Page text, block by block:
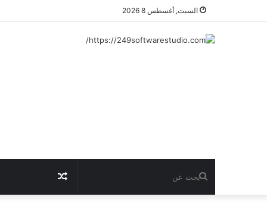
السبت, أغسطس 8 2026
بحث